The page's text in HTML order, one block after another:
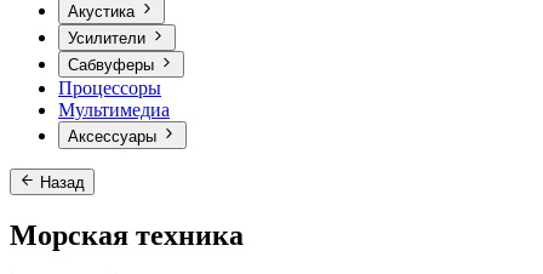
Акустика
Усилители
Сабвуферы
Процессоры
Мультимедиа
Аксессуары
Назад
Морская техника